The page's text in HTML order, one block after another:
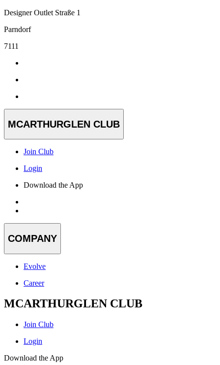
Designer Outlet Straße 1
Parndorf
7111
MCARTHURGLEN CLUB
Join Club
Login
Download the App
COMPANY
Evolve
Career
MCARTHURGLEN CLUB
Join Club
Login
Download the App